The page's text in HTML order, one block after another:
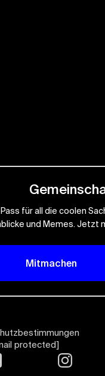
für all die coolen
und Memes. Jetzt
Mitmachen
protected]